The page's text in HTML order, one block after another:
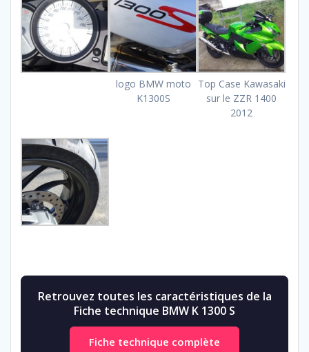
logo BMW moto
K1300S
Top Case Kawasaki
sur le ZZR 1400
2012
Retrouvez toutes les caractéristiques de la
Fiche technique BMW K 1300 S
Fiche technique complète